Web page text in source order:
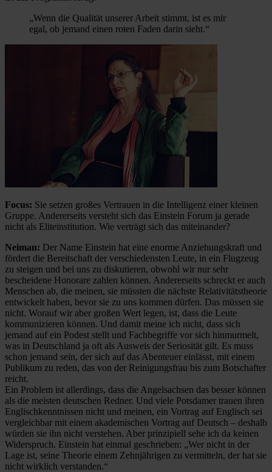
„Wenn die Qualität unserer Arbeit stimmt, ist es mir
egal, ob jemand einen roten Faden darin sieht.“
Focus: Sie setzen großes Vertrauen in die Intelligenz einer kleinen
Gruppe. Andererseits versteht sich das Einstein Forum ja gerade
nicht als Eliteinstitution. Wie verträgt sich das miteinander?
Neiman: Der Name Einstein hat eine enorme Anziehungskraft und
fördert die Bereitschaft der verschiedensten Leute, in ein Flugzeug
zu steigen und bei uns zu diskutieren, obwohl wir nur sehr
bescheidene Honorare zahlen können. Andererseits schreckt er auch
Menschen ab, die meinen, sie müssten die nächste Relativitätstheorie
entwickelt haben, bevor sie zu uns kommen dürfen. Das müssen sie
nicht. Worauf wir aber großen Wert legen, ist, dass die Leute
kommunizieren können. Und damit meine ich nicht, dass sich
jemand auf ein Podest stellt und Fachbegriffe vor sich hinmurmelt,
was in Deutschland ja oft als Ausweis der Seriosität gilt. Es muss
schon jemand sein, der sich auf das Abenteuer einlässt, mit einem
Publikum zu reden, das von der Reinigungsfrau bis zum Botschafter
reicht.
Ein Problem ist allerdings, dass die Angelsachsen das besser können
als die meisten deutschen Redner. Und viele Potsdamer trauen ihren
Englischkenntnissen nicht und meinen, ein Vortrag auf Englisch sei
vergleichbar mit einem akademischen Vortrag auf Deutsch – deshalb
würden sie ihn nicht verstehen. Aber prinzipiell sehe ich da keinen
Widerspruch. Einstein hat einmal geschrieben: „Wer nicht in der
Lage ist, seine Theorie einem Zehnjährigen zu vermitteln, der hat sie
nicht wirklich verstanden.“